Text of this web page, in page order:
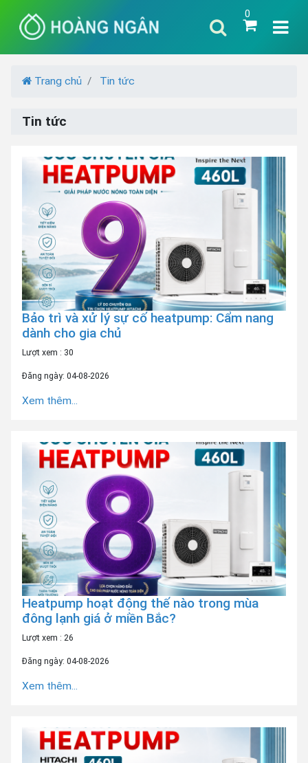
0
Trang chủ Tin tức
Tin tức
Bảo trì và xử lý sự cố heatpump: Cẩm nang
dành cho gia chủ
Lượt xem : 30
Đăng ngày: 04-08-2026
Xem thêm...
Heatpump hoạt động thế nào trong mùa
đông lạnh giá ở miền Bắc?
Lượt xem : 26
Đăng ngày: 04-08-2026
Xem thêm...